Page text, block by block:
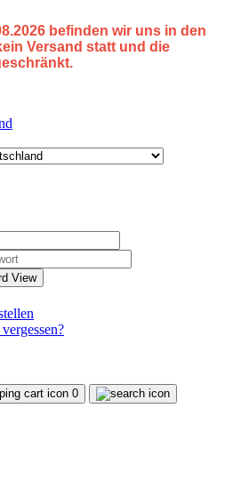
befinden wir uns in den
Versand statt und die
View
0